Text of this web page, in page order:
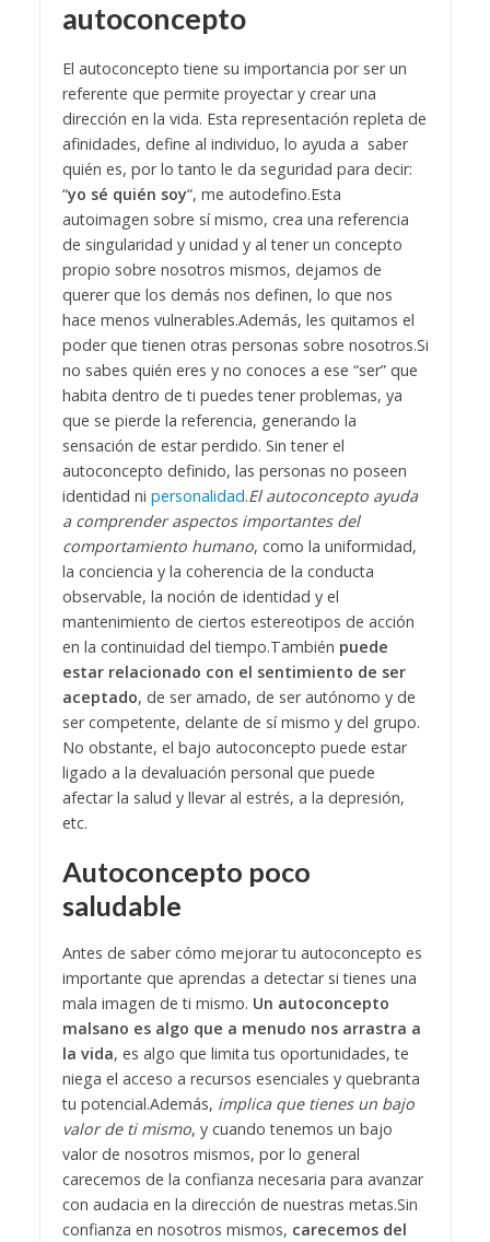
autoconcepto
El autoconcepto tiene su importancia por ser un
referente que permite proyectar y crear una
dirección en la vida. Esta representación repleta de
afinidades, define al individuo, lo ayuda a saber
quién es, por lo tanto le da seguridad para decir:
“yo sé quién soy“, me autodefino.Esta
autoimagen sobre sí mismo, crea una referencia
de singularidad y unidad y al tener un concepto
propio sobre nosotros mismos, dejamos de
querer que los demás nos definen, lo que nos
hace menos vulnerables.Además, les quitamos el
poder que tienen otras personas sobre nosotros.Si
no sabes quién eres y no conoces a ese “ser” que
habita dentro de ti puedes tener problemas, ya
que se pierde la referencia, generando la
sensación de estar perdido. Sin tener el
autoconcepto definido, las personas no poseen
identidad ni personalidad.El autoconcepto ayuda
a comprender aspectos importantes del
comportamiento humano, como la uniformidad,
la conciencia y la coherencia de la conducta
observable, la noción de identidad y el
mantenimiento de ciertos estereotipos de acción
en la continuidad del tiempo.También puede
estar relacionado con el sentimiento de ser
aceptado, de ser amado, de ser autónomo y de
ser competente, delante de sí mismo y del grupo.
No obstante, el bajo autoconcepto puede estar
ligado a la devaluación personal que puede
afectar la salud y llevar al estrés, a la depresión,
etc.
Autoconcepto poco
saludable
Antes de saber cómo mejorar tu autoconcepto es
importante que aprendas a detectar si tienes una
mala imagen de ti mismo. Un autoconcepto
malsano es algo que a menudo nos arrastra a
la vida, es algo que limita tus oportunidades, te
niega el acceso a recursos esenciales y quebranta
tu potencial.Además, implica que tienes un bajo
valor de ti mismo, y cuando tenemos un bajo
valor de nosotros mismos, por lo general
carecemos de la confianza necesaria para avanzar
con audacia en la dirección de nuestras metas.Sin
confianza en nosotros mismos, carecemos del